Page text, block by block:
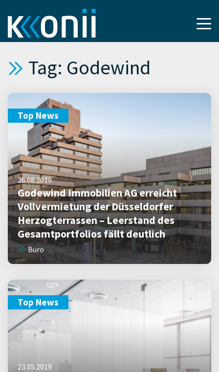
Tag: Godewind
Top News
26.08.2019
Godewind Immobilien AG erreicht
Vollvermietung der Düsseldorfer
Herzogterrassen – Leerstand des
Gesamtportfolios fällt deutlich
Büro
Top News
23.05.2019